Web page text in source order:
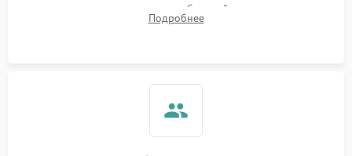
аккумулятора и тестирование базовой станции зарядки.
Оценка работы лидара, бампера и датчиков падения для
Подробнее